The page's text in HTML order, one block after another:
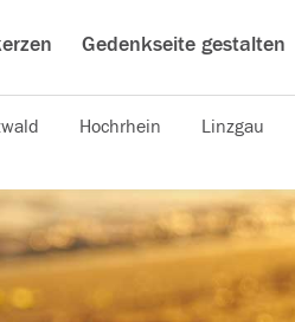
Gedenkseite gestalten
Hochrhein Linzgau